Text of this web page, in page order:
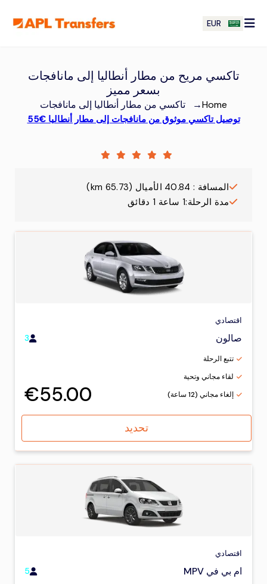
EUR
تاكسي مريح من مطار أنطاليا إلى مانافجات
بسعر مميز
Home
→ تاكسي من مطار أنطاليا إلى مانافجات
توصيل تاكسي موثوق من مانافجات إلى مطار أنطاليا €55
المسافة :
40.84 الأميال (
65.73
مدة الرحلة:1 ساعة 1 دقائق
اقتصادي
صالون 3
تتبع الرحلة
لقاء مجاني وتحية
إلغاء مجاني (12 ساعة)
€55.00
تحديد
اقتصادي
ام بي في MPV 5